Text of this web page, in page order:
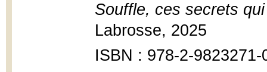
Souffle, ces secrets
Labrosse, 2025
ISBN : 978-2-9823271-